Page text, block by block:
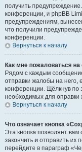
получить
конференции, и phpBB
предупреждениям,
что получили
конференции.
Вернуться к началу
Как мне пожаловаться
Рядом с каждым
отправки жалобы на него,
конференции. Щёлкнув по
необходимых для
Вернуться к началу
Что означает кнопка
Эта кнопка позволяет
закончить и отправить их
перейдите в параграф